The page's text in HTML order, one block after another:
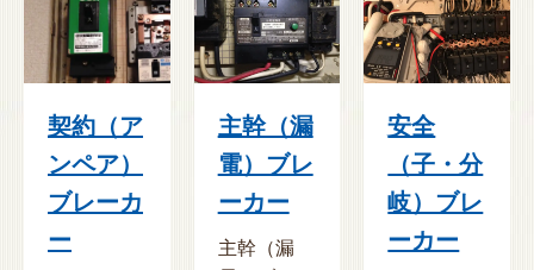
契約（ア
ンペア）
ブレーカ
ー
主幹（漏
電）ブレ
ーカー
主幹（漏
安全
（子・分
岐）ブレ
ーカー